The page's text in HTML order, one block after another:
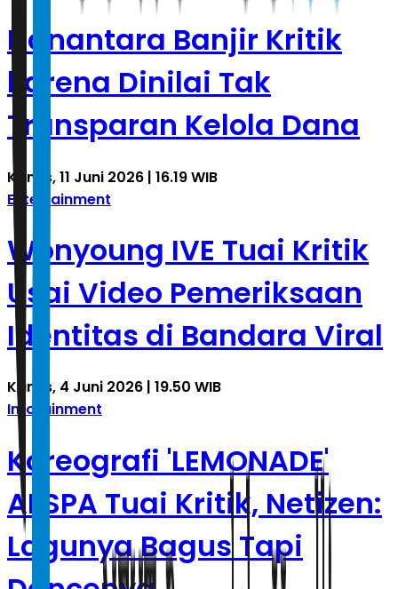
Danantara Banjir Kritik
karena Dinilai Tak
Transparan Kelola Dana
Kamis, 11 Juni 2026 | 16.19 WIB
Entertainment
Wonyoung IVE Tuai Kritik
Usai Video Pemeriksaan
Identitas di Bandara Viral
Kamis, 4 Juni 2026 | 19.50 WIB
Infotainment
Koreografi 'LEMONADE'
AESPA Tuai Kritik, Netizen:
Lagunya Bagus Tapi